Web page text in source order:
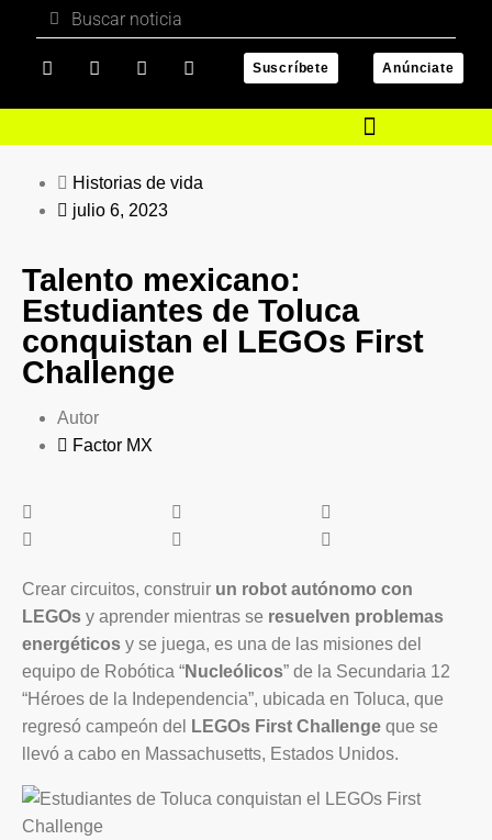
Suscríbete Anúnciate
Historias de vida
julio 6, 2023
Talento mexicano:
Estudiantes de Toluca
conquistan el LEGOs First
Challenge
Autor
Factor MX
Crear circuitos, construir un robot autónomo con
LEGOs y aprender mientras se resuelven problemas
energéticos y se juega, es una de las misiones del
equipo de Robótica “Nucleólicos” de la Secundaria 12
“Héroes de la Independencia”, ubicada en Toluca, que
regresó campeón del
LEGOs First Challenge que se
llevó a cabo en Massachusetts, Estados Unidos.